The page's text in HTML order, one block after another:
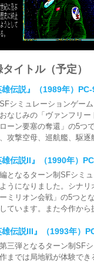
イトル（予定）
雄伝説』（1989年）
シミュレーションゲー
なじみの「ヴァンフリ
ローン要塞の奪還」の5
攻撃空母、巡航艦、駆
雄伝説II』（1990年）
となるターン制SFシミ
うになりました。シナ
ミリオン会戦」の5つと
ています。また今作か
雄伝説III』（1993年）
三弾となるターン制SF
までは局地戦が体験で